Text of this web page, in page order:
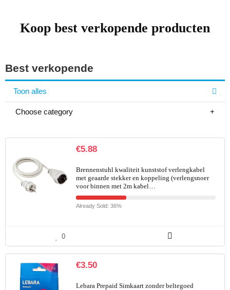
Koop best verkopende producten
Best verkopende
Toon alles
Choose category
€5.88
Brennenstuhl kwaliteit kunststof verlengkabel
met geaarde stekker en koppeling (verlengsnoer
voor binnen met 2m kabel…
Already Sold: 36%
0
€3.50
Lebara Prepaid Simkaart zonder beltegoed